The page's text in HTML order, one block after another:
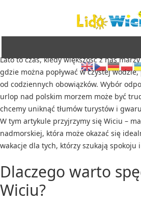
Lato to czas, kiedy większość z nas
gdzie można popływać w czystej
od codziennych obowiązków. Wybór
urlop nad polskim morzem może być
chcemy uniknąć tłumów turystów i
W tym artykule przyjrzymy się Wiciu –
nadmorskiej, która może okazać się
wakacje dla tych, którzy szukają spokoju i
Dlaczego warto
Wiciu?